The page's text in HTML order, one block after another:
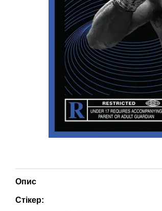
Опис
Стікер: